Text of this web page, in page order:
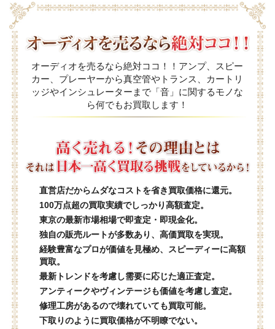
オーディオを売るなら絶対ココ！！アンプ、スピー
カー、プレーヤーから真空管やトランス、カートリ
ッジやインシュレーターまで「音」に関するモノな
ら何でもお買取します！
直営店だからムダなコストを省き買取価格に還元。
100万点超の買取実績でしっかり高額査定。
東京の最新市場相場で即査定・即現金化。
独自の販売ルートが多数あり、高価買取を実現。
経験豊富なプロが価値を見極め、スピーディーに高額
買取。
最新トレンドを考慮し需要に応じた適正査定。
アンティークやヴィンテージも価値を考慮し査定。
修理工房があるので壊れていても買取可能。
下取りのように買取価格が不明瞭でない。